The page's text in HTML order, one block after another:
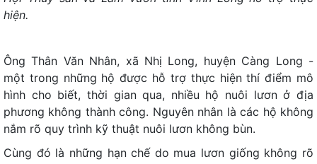
hiện.
Ông Thân Văn Nhân, xã Nhị Long, huyện Càng Long -
một trong những hộ được hỗ trợ thực hiện thí điểm mô
hình cho biết, thời gian qua, nhiều hộ nuôi lươn ở địa
phương không thành công. Nguyên nhân là các hộ không
nắm rõ quy trình kỹ thuật nuôi lươn không bùn.
Cùng đó là những hạn chế do mua lươn giống không rõ